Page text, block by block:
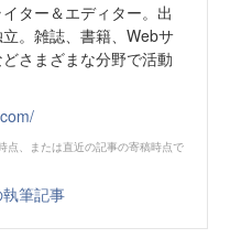
ター＆エディター。出
。雑誌、書籍、Webサ
さまざまな分野で活動
点、または直近の記事の寄稿時点で
筆記事